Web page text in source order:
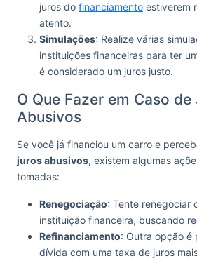
juros do financiamento estiverem
atento.
Simulações: Realize várias
instituições financeiras para ter
é considerado um juros justo.
O Que Fazer em Caso de
Abusivos
Se você já financiou um carro e
juros abusivos, existem algumas
tomadas:
Renegociação: Tente renegociar
instituição financeira, buscando
Refinanciamento: Outra opção é
dívida com uma taxa de juros